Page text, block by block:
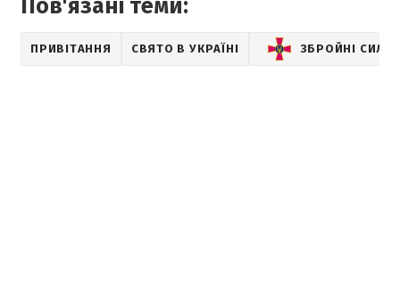
Пов'язані теми:
ПРИВІТАННЯ СВЯТО В УКРАЇНІ ЗБРОЙНІ СИЛИ